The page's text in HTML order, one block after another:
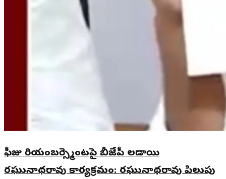
ఫీజు రియంబర్స్మెంటపై బీజేపీ లడాయి
రఘునాథరావు కార్యక్రమం: రఘునాథరావు పిలుపు